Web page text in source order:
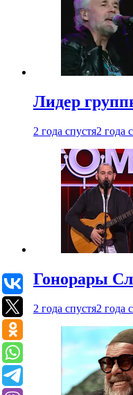
Лидер
2 года спустя2 года
Гонорары
2 года спустя2 года